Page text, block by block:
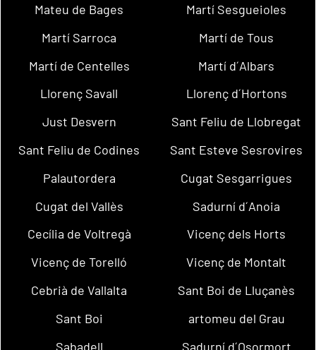
Mateu de Bages
Martí Sesgueioles
Martí Sarroca
Martí de Tous
Martí de Centelles
Martí d´Albars
Llorenç Savall
Llorenç d´Hortons
Just Desvern
Sant Feliu de Llobregat
Sant Feliu de Codines
Sant Esteve Sesrovires
Palautordera
Cugat Sesgarrigues
Cugat del Vallès
Sadurní d´Anoia
Cecília de Voltregà
Vicenç dels Horts
Vicenç de Torelló
Vicenç de Montalt
Cebrià de Vallalta
Sant Boi de Lluçanès
Sant Boi
artomeu del Grau
Sabadell
Sadurní d´Osormort